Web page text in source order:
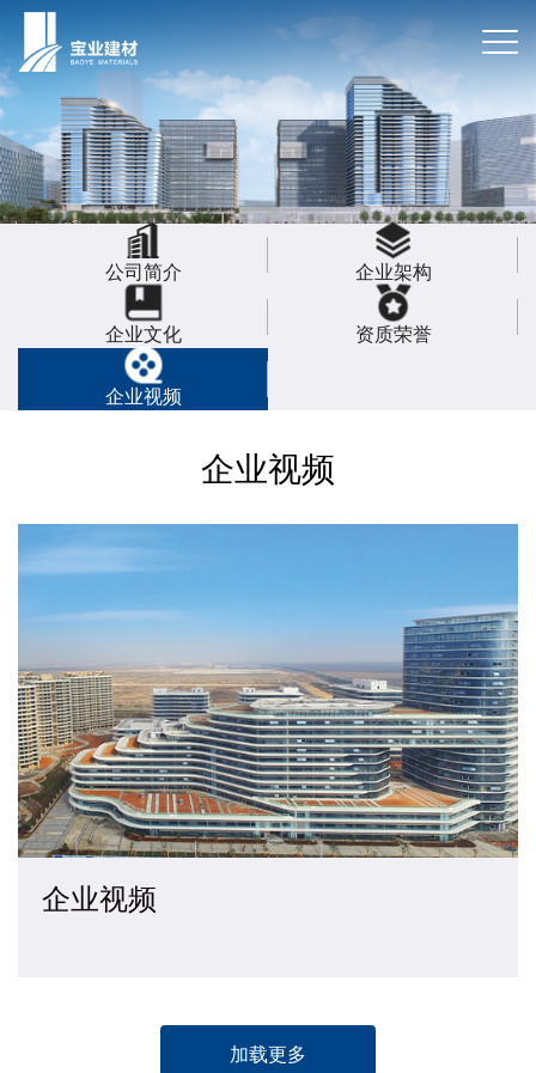
公司简介 企业架构
企业文化 资质荣誉
企业视频
企业视频
企业视频
加载更多